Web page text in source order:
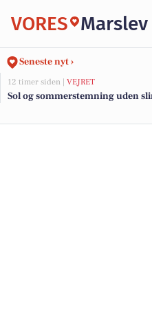
VORES Marslev
Seneste nyt ›
12 timer siden | VEJRET
Sol og sommerstemning uden